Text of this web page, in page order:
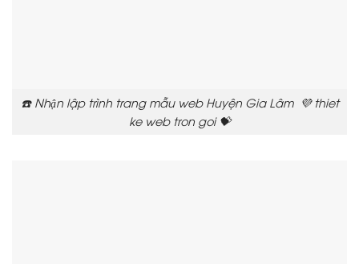
☎️ Nhận lập trình trang mẫu web Huyện Gia Lâm 💜 thiet
ke web tron goi 💝